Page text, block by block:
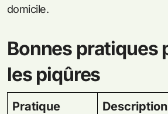
domicile.
Bonnes pratiques
les piqûres
Pratique Description